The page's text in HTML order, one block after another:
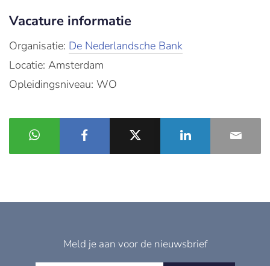
Vacature informatie
Organisatie: De Nederlandsche Bank
Locatie: Amsterdam
Opleidingsniveau: WO
Meld je aan voor de nieuwsbrief